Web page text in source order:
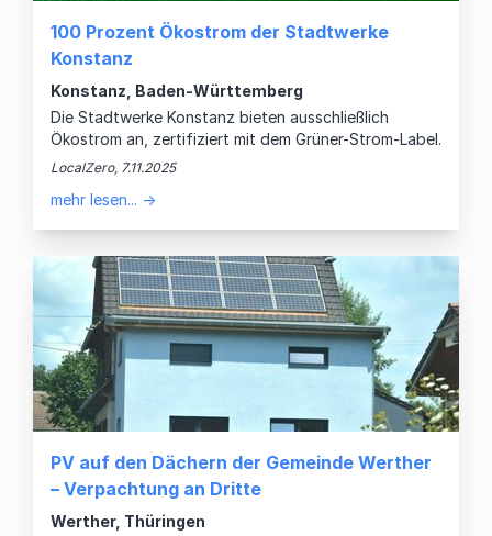
100 Prozent Ökostrom der Stadtwerke
Konstanz
Konstanz, Baden-Württemberg
Die Stadtwerke Konstanz bieten ausschließlich
Ökostrom an, zertifiziert mit dem Grüner-Strom-Label.
LocalZero, 7.11.2025
mehr lesen... →
PV auf den Dächern der Gemeinde Werther
– Verpachtung an Dritte
Werther, Thüringen